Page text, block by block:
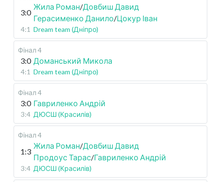
3:0
Жила Роман/Довбиш Давид
Герасименко Данило/Цокур Іван
4:1 Dream team (Дніпро)
Фінал 4
3:0 Доманський Микола
4:1 Dream team (Дніпро)
Фінал 4
3:0 Гавриленко Андрій
3:4 ДЮСШ (Красилів)
Фінал 4
1:3
Жила Роман/Довбиш Давид
Продоус Тарас/Гавриленко Андрій
3:4 ДЮСШ (Красилів)